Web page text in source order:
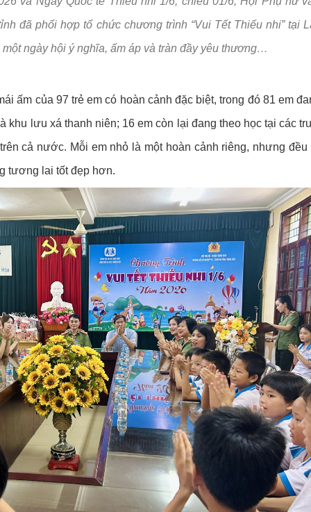
Phòng cháy chữa
Pháp chế
Trật tự, an toàn
Lĩnh vực khác
đã phối hợp tổ chức chương trình “Vui Tết Thiếu nhi” tại
ngày hội ý nghĩa, ấm áp và tràn đầy yêu thương…
ấm của 97 trẻ em có hoàn cảnh đặc biệt, trong đó 81 em
khu lưu xá thanh niên; 16 em còn lại đang theo học tại các
cả nước. Mỗi em nhỏ là một hoàn cảnh riêng, nhưng đều
tương lai tốt đẹp hơn.